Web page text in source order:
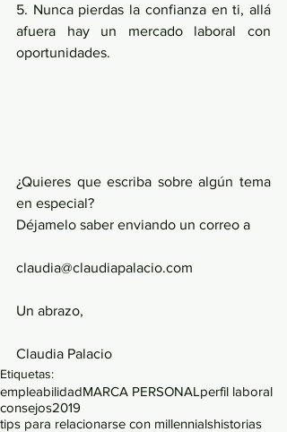
5. Nunca pierdas la confianza en ti, allá
afuera hay un mercado laboral con
oportunidades.
¿Quieres que escriba sobre algún tema
en especial?
Déjamelo saber enviando un correo a
claudia@claudiapalacio.com
Un abrazo,
Claudia Palacio
Etiquetas:
empleabilidadMARCA PERSONALperfil laboral
consejos2019
tips para relacionarse con millennialshistorias